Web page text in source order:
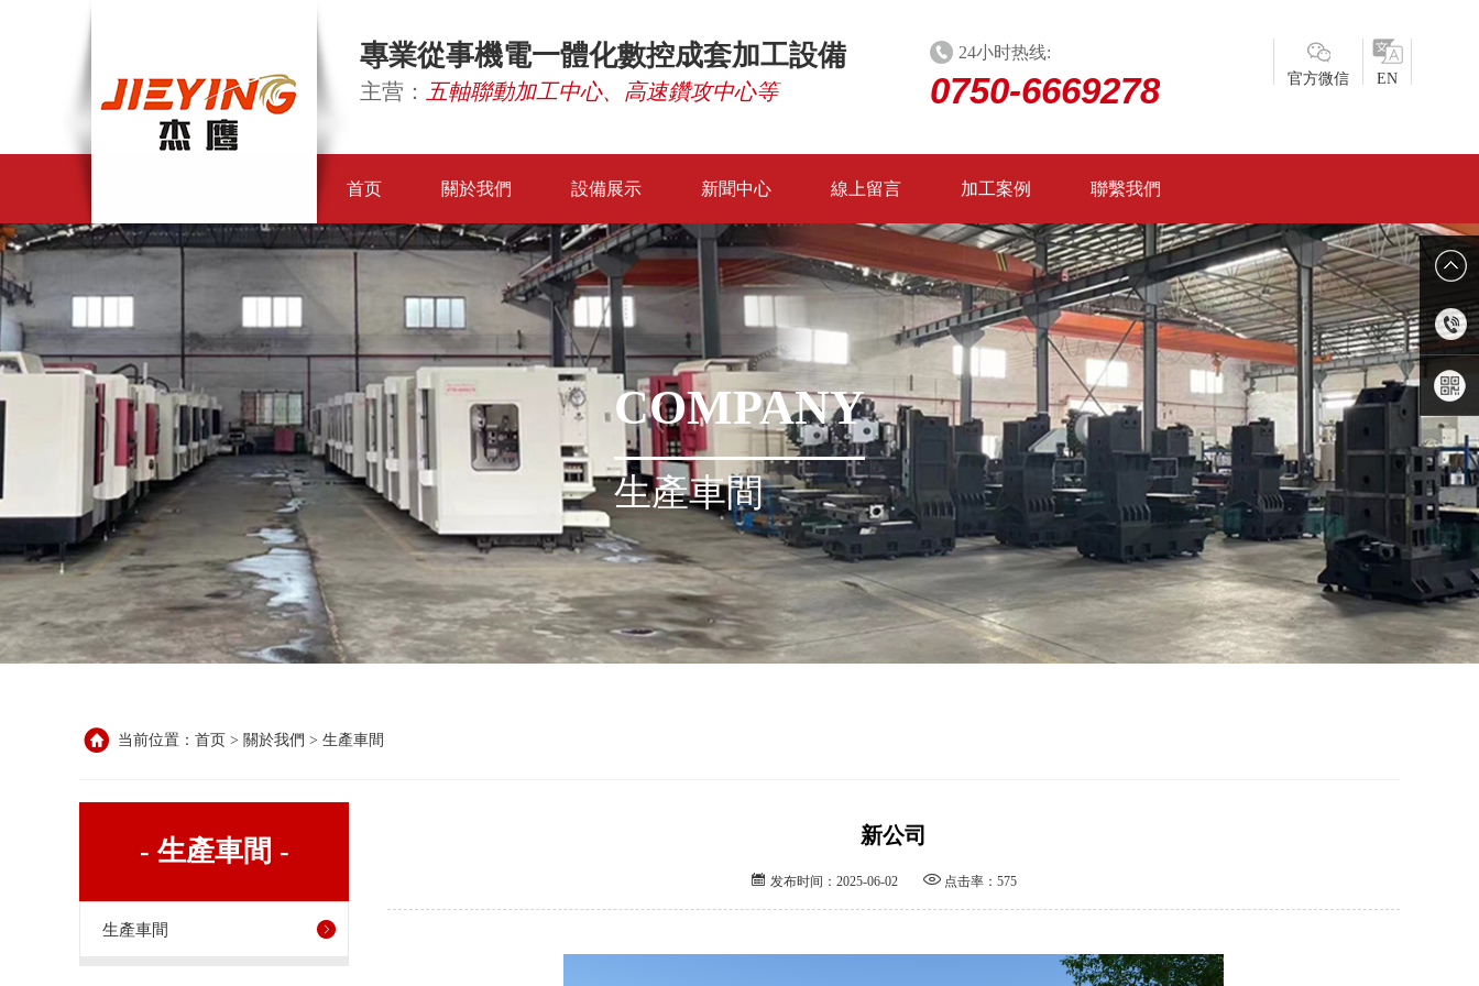
專業從事機電一體化數控成套加工設備
主营： 五軸聯動加工中心、高速鑽攻中心等
官方微信 EN
24小时热线:
0750-6669278
首页 關於我們 設備展示 新聞中心 線上留言 加工案例 聯繫我們
COMPANY
生產車間
当前位置： 首页 > 關於我們 > 生產車間
- 生產車間 -
生產車間
新公司
 发布时间：2025-06-02 点击率：575
0750-
6669278
微信二
维码